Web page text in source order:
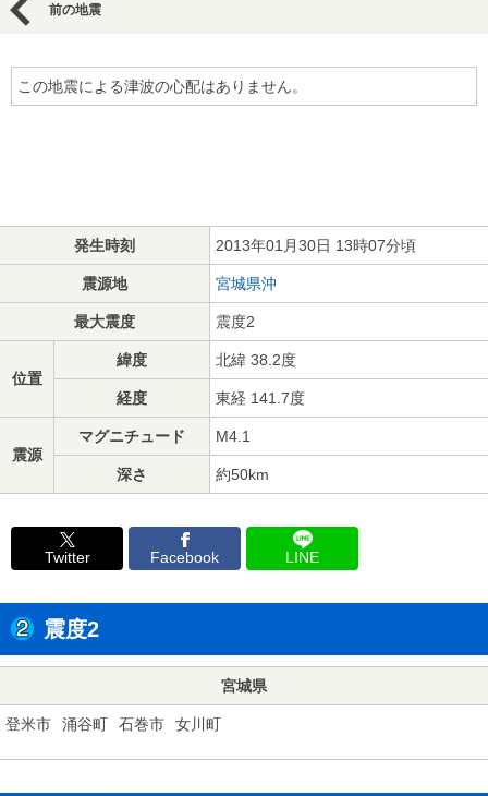
前の地震
この地震による津波の心配はありません。
発生時刻 2013年01月30日 13時07分頃
震源地 宮城県沖
最大震度 震度2
位置
緯度 北緯 38.2度
経度 東経 141.7度
震源
マグニチュード M4.1
深さ 約50km
Twitter Facebook LINE
震度2
宮城県
登米市 涌谷町 石巻市 女川町